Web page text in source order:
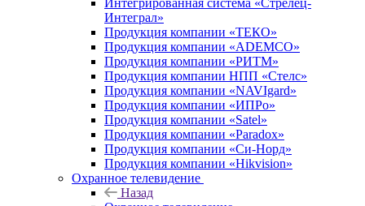
Интегрированная система «Стрелец-
Интеграл»
Продукция компании «ТЕКО»
Продукция компании «ADEMCO»
Продукция компании «РИТМ»
Продукция компании НПП «Стелс»
Продукция компании «NAVIgard»
Продукция компании «ИПРо»
Продукция компании «Satel»
Продукция компании «Paradox»
Продукция компании «Си-Норд»
Продукция компании «Hikvision»
Охранное телевидение
Назад